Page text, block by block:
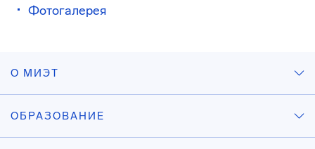
Фотогалерея
О МИЭТ
ОБРАЗОВАНИЕ